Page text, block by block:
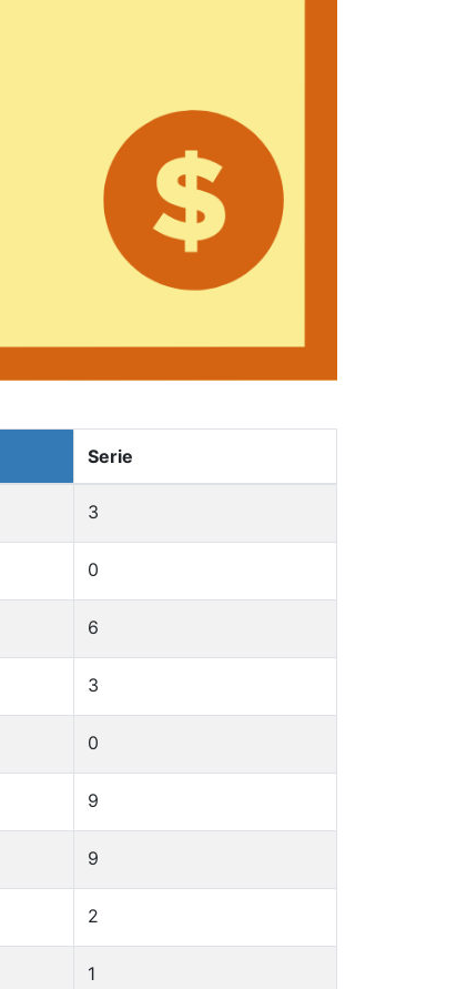
Serie
3
0
6
3
0
9
9
2
1